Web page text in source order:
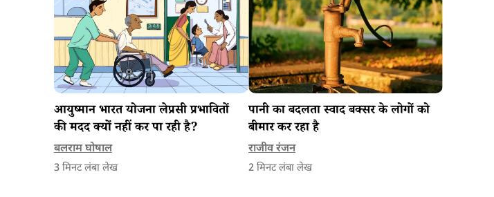
आयुष्मान भारत योजना लेप्रसी प्रभावितों
की मदद क्यों नहीं कर पा रही है?
बलराम घोषाल
3मिनट लंबा लेख
पानी का बदलता स्वाद बक्सर के लोगों को
बीमार कर रहा है
राजीव रंजन
2 मिनट लंबा लेख